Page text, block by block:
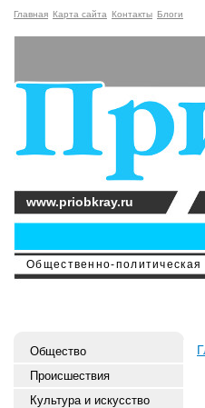
Главная Карта сайта Контакты Блоги
Общественно-политическая
www.priobkray.ru
Общество
Происшествия
Культура и искусство